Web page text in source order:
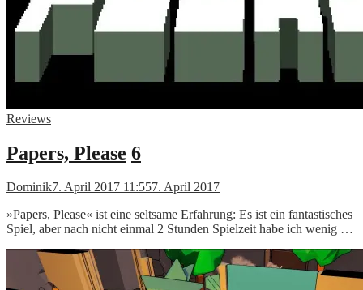
Reviews
Papers, Please 6
Dominik7. April 2017 11:557. April 2017
»Papers, Please« ist eine seltsame Erfahrung: Es ist ein fantastisches
Spiel, aber nach nicht einmal 2 Stunden Spielzeit habe ich wenig …